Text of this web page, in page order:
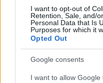
I want to opt-out of
Retention, Sale, and/
Personal Data that Is
Purposes for which it
Opted Out
Google consents
I want to allow
Από τον Λιμενικό
προανάκριση,
– νεκροτομής, από την
Αθηνών.